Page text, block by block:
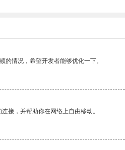
情况，希望开发者能够优化一下。
接，并帮助你在网络上自由移动。